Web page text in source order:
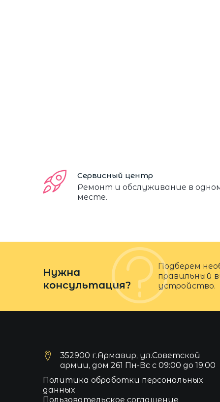
Сервисный центр
Ремонт и обслуживание в
месте.
Нужна
консультация?
Подберем
правильный
устройство.
352900 г.Армавир, ул.Советской
армии, дом 261 Пн-Вс с 09:00 до 19:00
Политика обработки персональных
данных
Пользовательское соглашение